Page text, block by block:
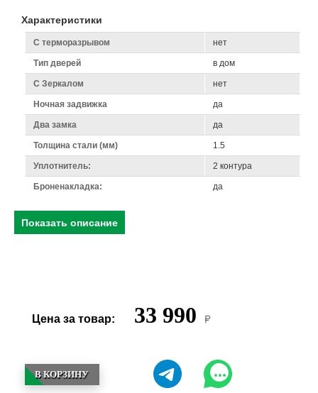
Характеристики
С терморазрывом нет
Тип дверей в дом
С Зеркалом нет
Ночная задвижка да
Два замка да
Толщина стали (мм) 1.5
Уплотнитель: 2 контура
Броненакладка: да
Показать описание
Цена за товар: 33 990
В КОРЗИНУ